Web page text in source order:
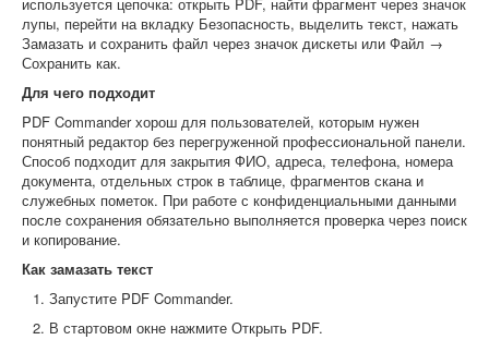
используется цепочка: открыть PDF, найти фрагмент через значок
лупы, перейти на вкладку Безопасность, выделить текст, нажать
Замазать и сохранить файл через значок дискеты или Файл →
Сохранить как.
Для чего подходит
PDF Commander хорош для пользователей, которым нужен
понятный редактор без перегруженной профессиональной панели.
Способ подходит для закрытия ФИО, адреса, телефона, номера
документа, отдельных строк в таблице, фрагментов скана и
служебных пометок. При работе с конфиденциальными данными
после сохранения обязательно выполняется проверка через поиск
и копирование.
Как замазать текст
Запустите PDF Commander.
В стартовом окне нажмите Открыть PDF.